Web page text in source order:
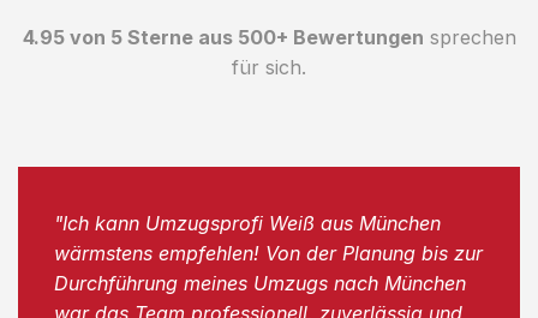
4.95 von 5 Sterne aus 500+ Bewertungen sprechen
für sich.
"Ich kann Umzugsprofi Weiß aus München
wärmstens empfehlen! Von der Planung bis zur
Durchführung meines Umzugs nach München
war das Team professionell, zuverlässig und